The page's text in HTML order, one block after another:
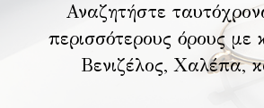
Αναζητήστε
περισσότερους όρους
Βενιζέλος, Χαλέπα,